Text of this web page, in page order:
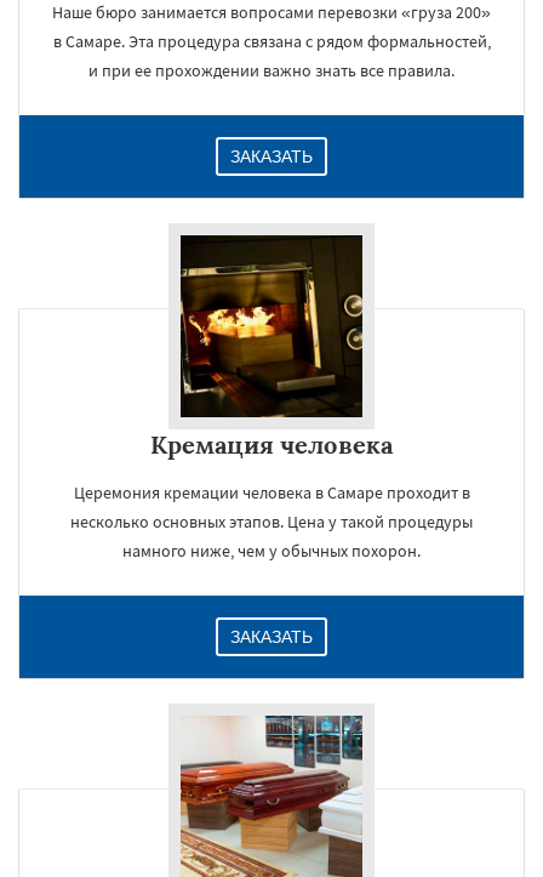
Наше бюро занимается вопросами перевозки «груза 200»
в Самаре. Эта процедура связана с рядом формальностей,
и при ее прохождении важно знать все правила.
ЗАКАЗАТЬ
Кремация человека
Церемония кремации человека в Самаре проходит в
несколько основных этапов. Цена у такой процедуры
намного ниже, чем у обычных похорон.
ЗАКАЗАТЬ